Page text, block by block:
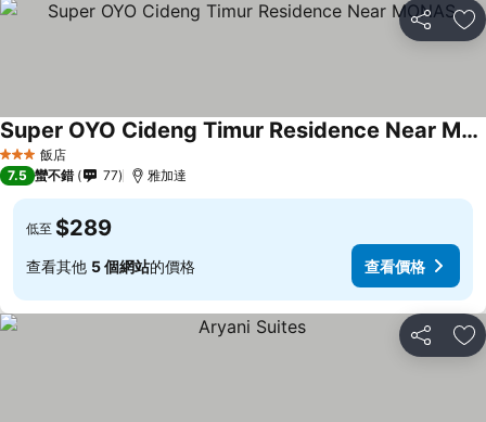
分享 加
3 星級 飯店
Super OYO Cideng Timur Residence Near MONAS
7.5 蠻不錯 77 雅加達
低至 $289
查看其他 5 個網站的價格 查看價格
分享 加